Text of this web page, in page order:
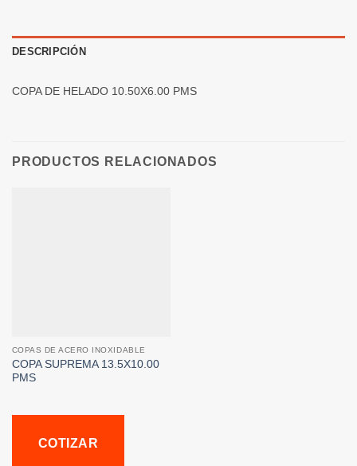
DESCRIPCIÓN
COPA DE HELADO 10.50X6.00 PMS
PRODUCTOS RELACIONADOS
COPAS DE ACERO INOXIDABLE
COPA SUPREMA 13.5X10.00
PMS
COTIZAR